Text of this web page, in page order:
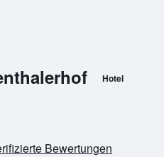
Hotel
Bewertungen